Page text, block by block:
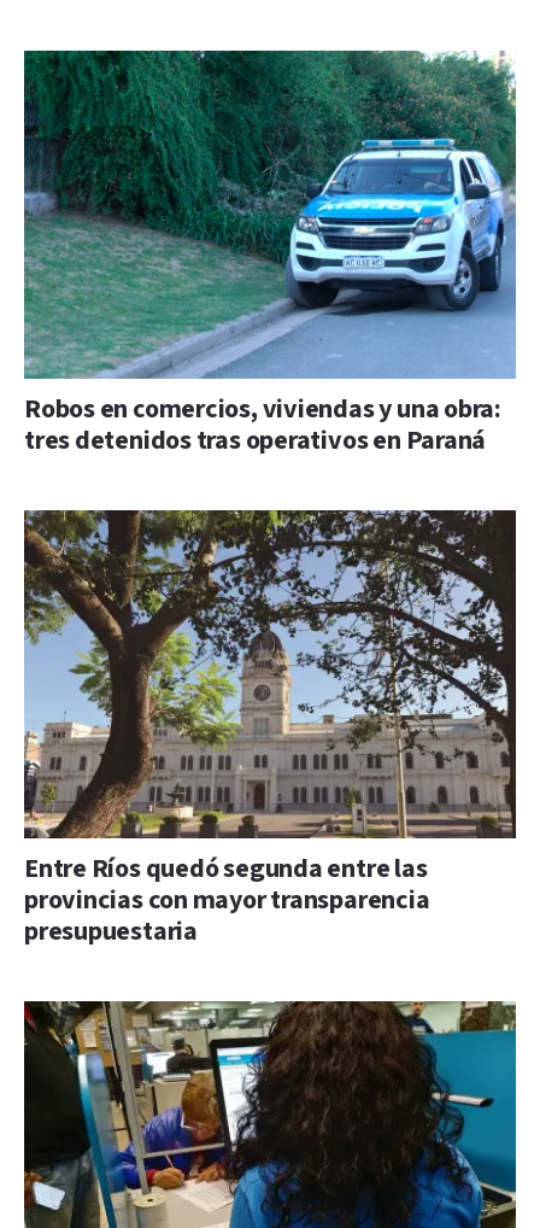
Robos en comercios, viviendas y una obra:
tres detenidos tras operativos en Paraná
Entre Ríos quedó segunda entre las
provincias con mayor transparencia
presupuestaria